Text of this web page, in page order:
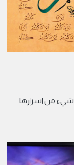
وشيء من اسرارها